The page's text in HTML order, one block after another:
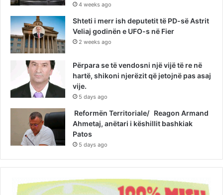
4 weeks ago
Shteti i merr ish deputetit të PD-së Astrit
Veliaj godinën e UFO-s në Fier
2 weeks ago
Përpara se të vendosni një vijë të re në
hartë, shikoni njerëzit që jetojnë pas asaj
vije.
5 days ago
Reformën Territoriale/ Reagon Armand
Ahmetaj, anëtari i këshillit bashkiak
Patos
5 days ago